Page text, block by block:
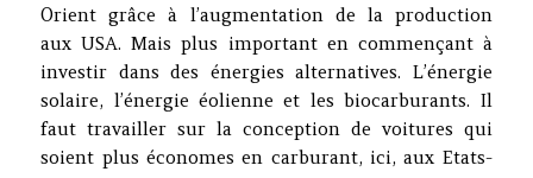
Orient grâce à l’augmentation de la production
aux USA. Mais plus important en commençant à
investir dans des énergies alternatives. L’énergie
solaire, l’énergie éolienne et les biocarburants. Il
faut travailler sur la conception de voitures qui
soient plus économes en carburant, ici, aux Etats-